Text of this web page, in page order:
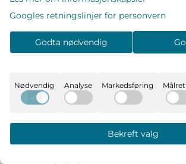
Googles retningslinjer for personvern
Godta nødvendig
Nødvendig Analyse Markedsføring
Bekreft valg